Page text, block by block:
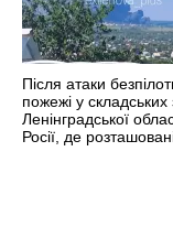
Після атаки
пожежі у
Ленінградської
Росії, де